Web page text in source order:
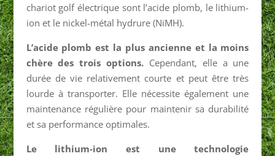
chariot golf électrique sont l’acide plomb, le lithium-
ion et le nickel-métal hydrure (NiMH).
L’acide plomb est la plus ancienne et la moins
chère des trois options. Cependant, elle a une
durée de vie relativement courte et peut être très
lourde à transporter. Elle nécessite également une
maintenance régulière pour maintenir sa durabilité
et sa performance optimales.
Le lithium-ion est une technologie